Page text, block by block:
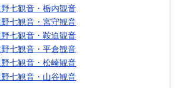
七観音・栃内観音
七観音・宮守観音
七観音・鞍迫観音
七観音・平倉観音
七観音・松崎観音
七観音・山谷観音